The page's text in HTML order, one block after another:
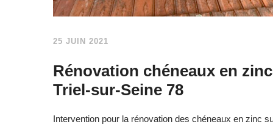
25 JUIN 2021
Rénovation chéneaux en zinc
Triel-sur-Seine 78
Intervention pour la rénovation des chéneaux en zinc